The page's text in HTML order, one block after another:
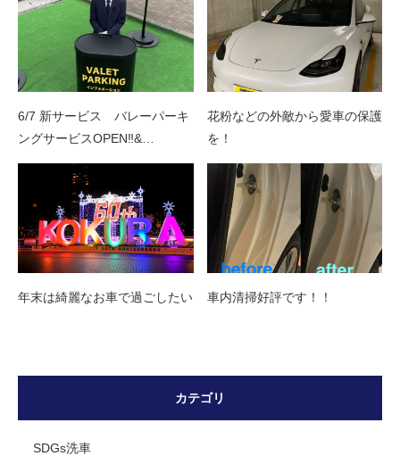
6/7 新サービス バレーパーキ
ングサービスOPEN‼&…
花粉などの外敵から愛車の保護
を！
年末は綺麗なお車で過ごしたい 車内清掃好評です！！
カテゴリ
SDGs洗車